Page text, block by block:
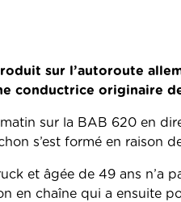
sur l’autoroute
conductrice originaire
sur la BAB 620 en
s’est formé en raison
et âgée de 49 ans n’a
en chaîne qui a ensuite